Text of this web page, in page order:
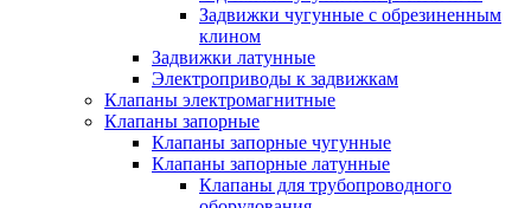
Задвижки чугунные с обрезиненным
клином
Задвижки латунные
Электроприводы к задвижкам
Клапаны электромагнитные
Клапаны запорные
Клапаны запорные чугунные
Клапаны запорные латунные
Клапаны для трубопроводного